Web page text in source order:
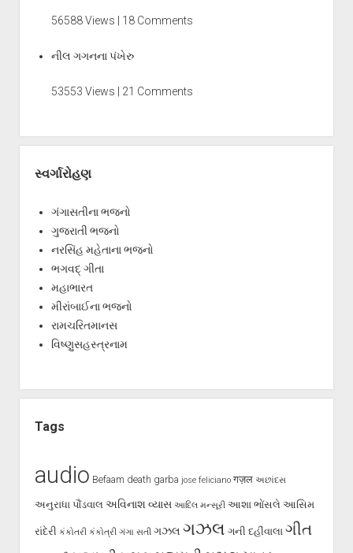
56588 Views | 18 Comments
નીલ ગગનના પંખેરુ
53553 Views | 21 Comments
સ્વર્ગારોહણ
ગંગાસતીના ભજનો
ગુજરાતી ભજનો
નરસિંહ મહેતાના ભજનો
ભગવદ્ ગીતા
મહાભારત
મીરાંબાઈના ભજનો
રામચરિતમાનસ
વિષ્ણુસહસ્ત્રનામ
Tags
audio Befaam death garba jose feliciano गज़ल અછાંદસ
અનુરાધા પૌંડવાલ અવિનાશ વ્યાસ આદિલ મન્સૂરી આશા ભોંસલે આસિમ
રાંદેરી કંકોતરી કંકોત્રી ગંગા સતી ગઝલ ગઝલ ગની દહીંવાલા ગીત